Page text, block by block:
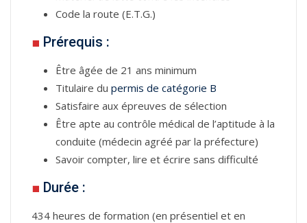
Code la route (E.T.G.)
■ Prérequis :
Être âgée de 21 ans minimum
Titulaire du permis de catégorie B
Satisfaire aux épreuves de sélection
Être apte au contrôle médical de l’aptitude à la
conduite (médecin agréé par la préfecture)
Savoir compter, lire et écrire sans difficulté
■ Durée :
434 heures de formation (en présentiel et en